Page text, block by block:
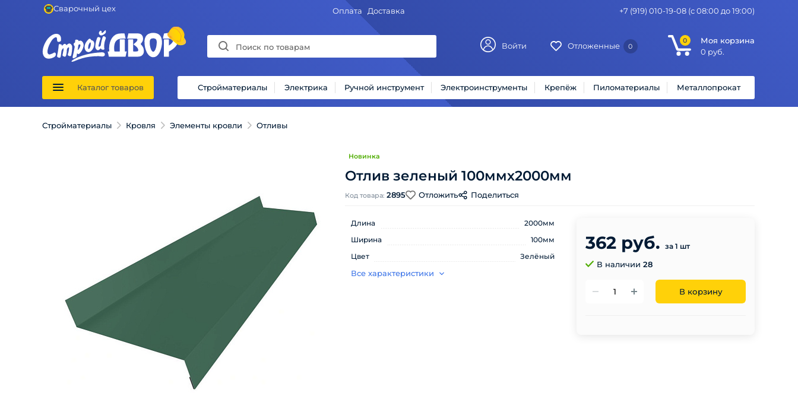
Сварочный цех Оплата Доставка +7 (919) 010-19-08 (с 08:00 до 19:00)
Войти Отложенные 0
0
Моя корзина
0 руб.
Каталог товаров Стройматериалы Электрика Ручной инструмент Электроинструменты Крепёж Пиломатериалы Металлопрокат
Стройматериалы Кровля Элементы кровли Отливы
Новинка
Отлив зеленый 100ммх2000мм
Код товара: 2895 Отложить Поделиться
Длина
2000мм
Ширина
100мм
Цвет
Зелёный
Все характеристики
362 руб. за 1 шт
В наличии 28
В корзину